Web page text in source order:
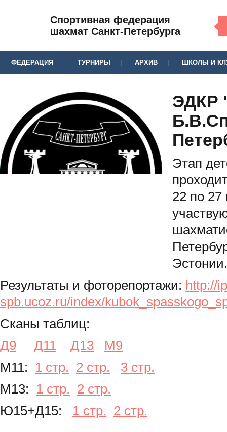
Спортивная федерация
шахмат Санкт-Петербурга
ФЕДЕРАЦИЯ ТУРНИРЫ АРХИВ ШКОЛЫ И
ЭДКР
Этап
22 по 27
Эстонии.
Результаты и фоторепортажи: http://
spb.ucoz.ru/index/
Сканы таблиц:
Д9
Д11 Д13
М9
М11: 1 стр. 2 стр.
3 стр.
М13: 1 стр.
2 стр.
Ю15+Д15: 1 стр. 2 стр.